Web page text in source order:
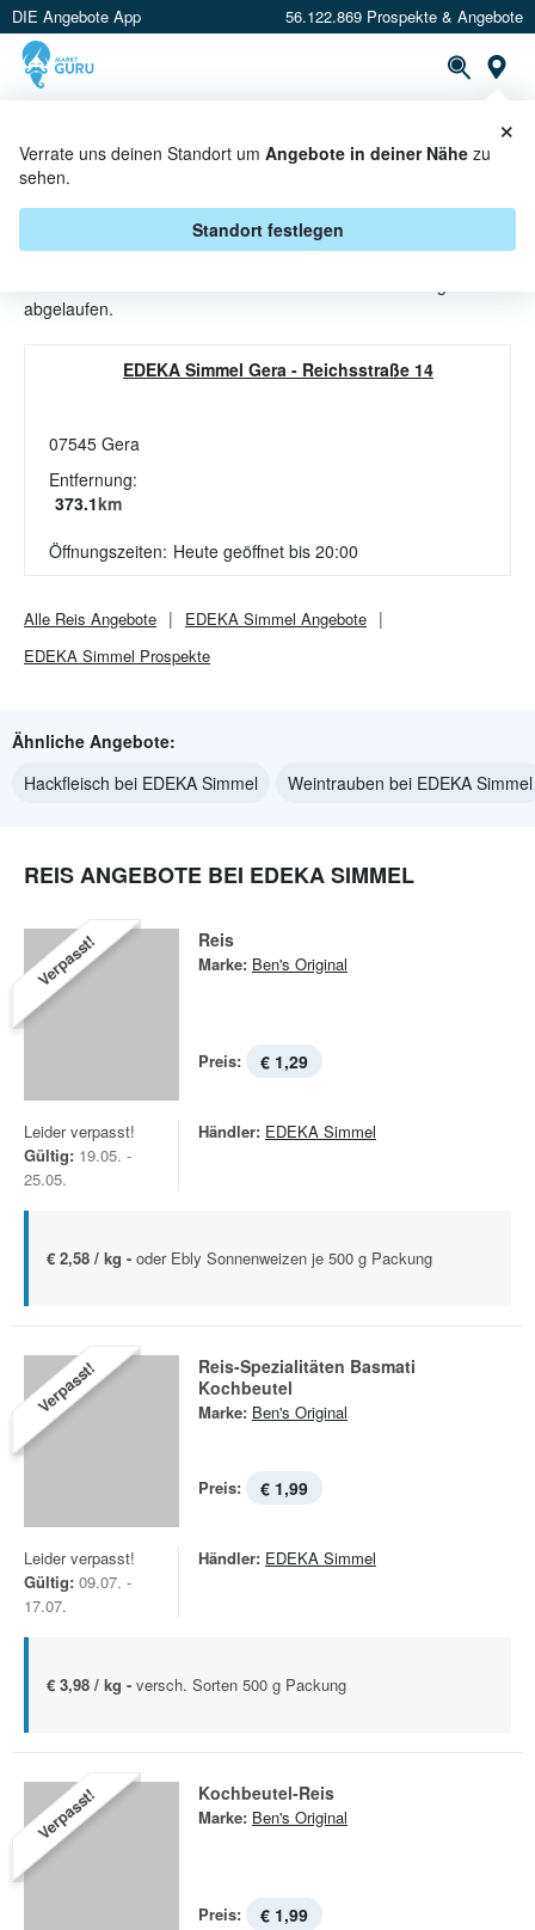
DIE Angebote App 56.122.869 Prospekte & Angebote
Verrate uns deinen Standort um Angebote in deiner Nähe zu
sehen.
Standort festlegen
×
REIS ANGEBOTE & AKTIONEN BEI
EDEKA SIMMEL
abgelaufen.
EDEKA Simmel Gera - Reichsstraße 14
07545 Gera
Entfernung:
373.1km
Öffnungszeiten: Heute geöffnet bis 20:00
Alle Reis Angebote EDEKA Simmel Angebote
EDEKA Simmel Prospekte
Ähnliche Angebote:
Hackfleisch bei EDEKA Simmel
Weintrauben bei EDEKA Simmel
REIS ANGEBOTE BEI EDEKA SIMMEL
Verpasst! Reis
Marke: Ben's Original
Preis: € 1,29
Leider verpasst!
Gültig: 19.05. -
25.05.
Händler: EDEKA Simmel
€ 2,58 / kg - oder Ebly Sonnenweizen je 500 g Packung
Verpasst!
Reis-Spezialitäten Basmati
Kochbeutel
Marke: Ben's Original
Preis: € 1,99
Leider verpasst!
Gültig: 09.07. -
17.07.
Händler: EDEKA Simmel
€ 3,98 / kg - versch. Sorten 500 g Packung
Verpasst! Kochbeutel-Reis
Marke: Ben's Original
Preis: € 1,99